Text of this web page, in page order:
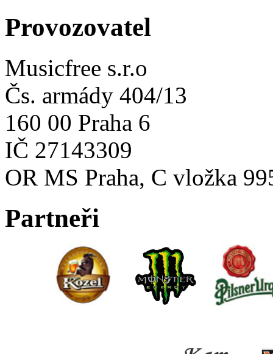
Provozovatel
Musicfree s.r.o
Čs. armády 404/13
160 00 Praha 6
IČ 27143309
OR MS Praha, C vložka
Partneři